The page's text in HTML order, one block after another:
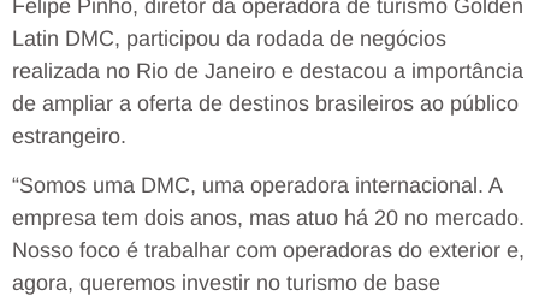
Felipe Pinho, diretor da operadora de turismo Golden
Latin DMC, participou da rodada de negócios
realizada no Rio de Janeiro e destacou a importância
de ampliar a oferta de destinos brasileiros ao público
estrangeiro.
“Somos uma DMC, uma operadora internacional. A
empresa tem dois anos, mas atuo há 20 no mercado.
Nosso foco é trabalhar com operadoras do exterior e,
agora, queremos investir no turismo de base